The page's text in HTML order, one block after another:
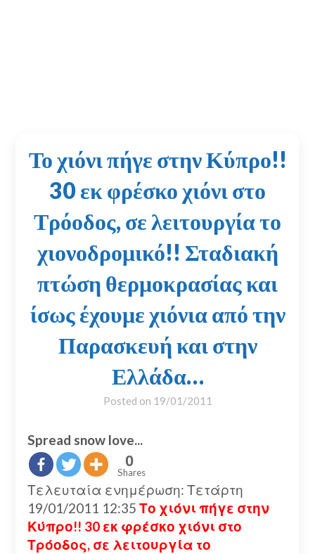
Το χιόνι πήγε στην Κύπρο!!
30 εκ φρέσκο χιόνι στο
Τρόοδος, σε λειτουργία το
χιονοδρομικό!! Σταδιακή
πτώση θερμοκρασίας και
ίσως έχουμε χιόνια από την
Παρασκευή και στην
Ελλάδα…
Posted on 19/01/2011
Spread snow love...
0
Shares
Τελευταία ενημέρωση: Τετάρτη
19/01/2011 12:35 Το χιόνι πήγε στην
Κύπρο!! 30 εκ φρέσκο χιόνι στο
Τρόοδος, σε λειτουργία το